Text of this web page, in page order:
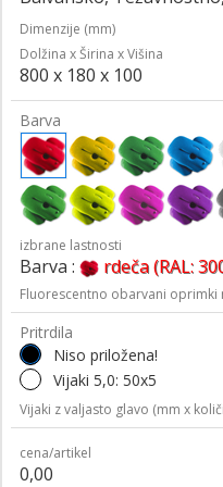
Dimenzije (mm)
Dolžina x Širina x Višina
800 x 180 x 100
Barva
izbrane lastnosti
Barva : rdeča (RAL:
Fluorescentno obarvani
Pritrdila
Niso priložena!
Vijaki 5,0: 50x5
Vijaki z valjasto glavo (mm x
cena/artikel
0,00